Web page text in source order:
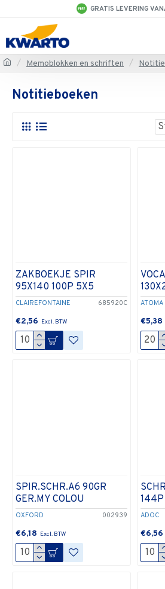
GRATIS LEVERING
Memoblokken en schriften
Notitieboeken
CLAIREFONTAINE 685920C
ZAKBOEKJE SPIR
95X140 100P 5X5
€2,56
ATOMA
€5,38
OXFORD 002939
SPIR.SCHR.A6 90GR
GER.MY COLOU
€6,18
ADOC
144P
€6,56